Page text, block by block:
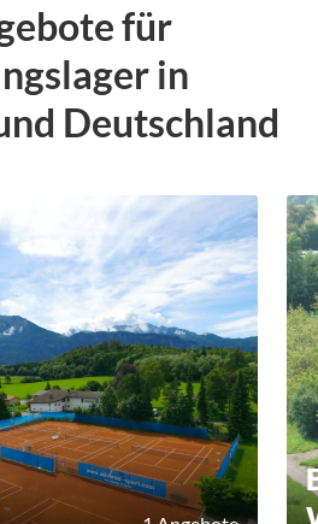
für
in
Deutschland